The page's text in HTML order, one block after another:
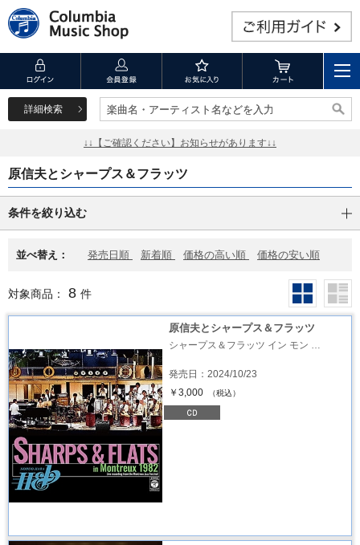
詳細検索 楽曲名・アーティスト名などを入力
楽曲名・アーティスト名などを入力
↓↓【ご確認ください】お知らせがあります↓↓
原信夫とシャープス＆フラッツ
条件を絞り込む
並べ替え： 発売日順 新着順 価格の高い順 価格の安い順
対象商品： 8 件
原信夫とシャープス＆フラッツ
シャープス＆フラッツ イン モン …
発売日：2024/10/23
￥3,000
（税込）